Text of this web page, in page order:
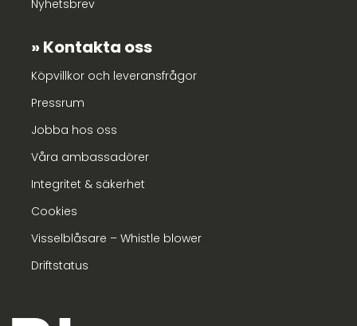
Nyhetsbrev
Kontakta oss
Köpvillkor och leveransfrågor
Pressrum
Jobba hos oss
Våra ambassadörer
Integritet & säkerhet
Cookies
Visselblåsare – Whistle blower
Driftstatus